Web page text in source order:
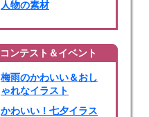
人物の素材
コンテスト＆イベント
梅雨のかわいい＆おし
ゃれなイラスト
かわいい！七夕イラス